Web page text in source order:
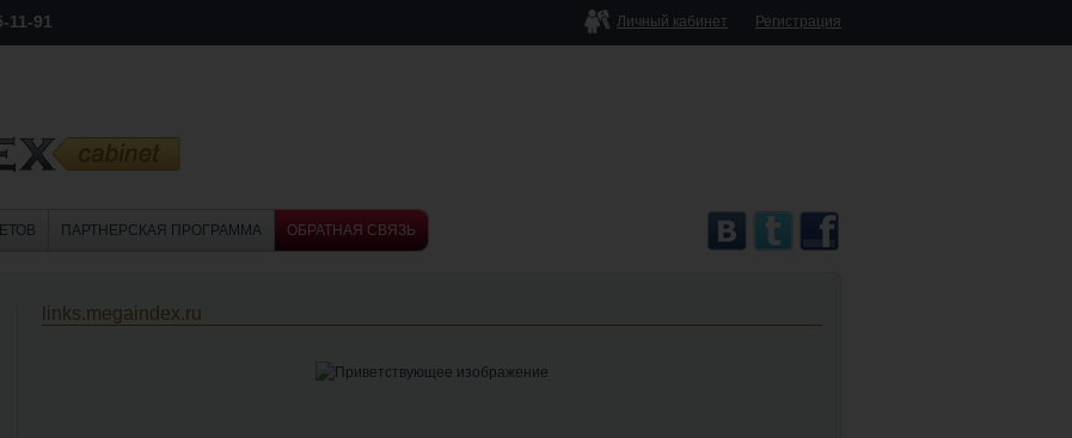
11-91 Личный кабинет Регистрация
ПАРТНЕРСКАЯ ПРОГРАММА ОБРАТНАЯ СВЯЗЬ
links.megaindex.ru